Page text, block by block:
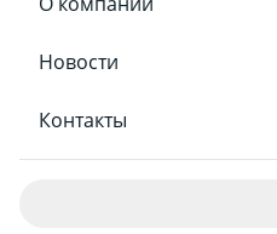
Новости
Контакты